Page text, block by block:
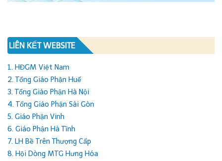
LIÊN KẾT WEBSITE
1. HĐGM Việt Nam
2. Tổng Giáo Phận Huế
3. Tổng Giáo Phận Hà Nội
4. Tổng Giáo Phận Sài Gòn
5. Giáo Phận Vinh
6. Giáo Phận Hà Tĩnh
7. LH Bề Trên Thượng Cấp
8. Hội Dòng MTG Hưng Hóa